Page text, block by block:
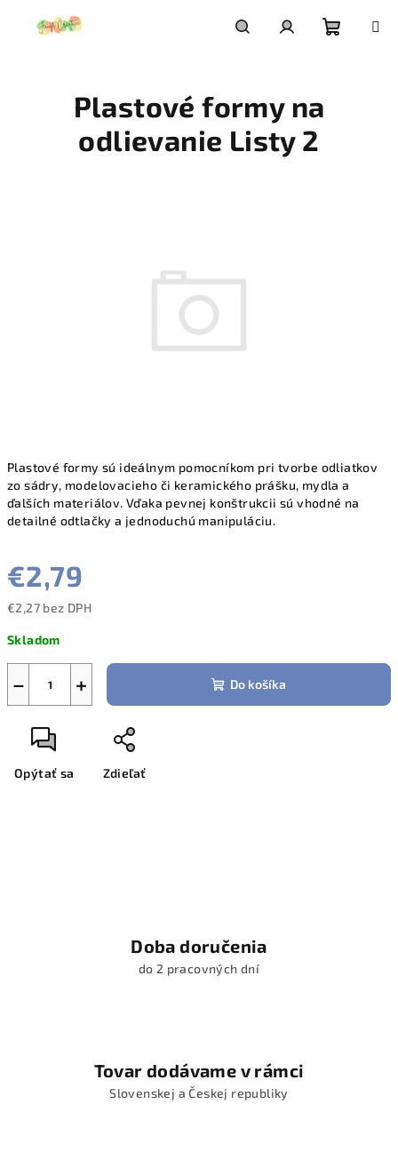
Plastové formy sú ideálnym pomocníkom pri tvorbe odliatkov
zo sádry, modelovacieho či keramického prášku, mydla a
ďalších materiálov. Vďaka pevnej konštrukcii sú vhodné na
detailné odtlačky a jednoduchú manipuláciu.
€2,79
€2,27 bez DPH
cena:
Skladom
+
− Do košíka
Opýtať sa Zdieľať
Plastové formy na
odlievanie Listy 2
Doba doručenia
do 2 pracovných dní
Tovar dodávame v rámci
Slovenskej a Českej republiky